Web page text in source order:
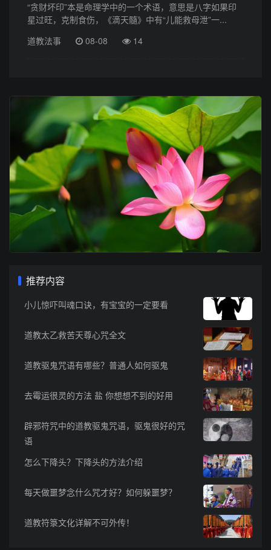
“贪财坏印”本是命理学中的一个术语，意思是八字如果印
星过旺，克制食伤，《滴天髓》中有“儿能救母泄”一...
道教法事
08-08 14
推荐内容
小儿惊吓叫魂口诀，有宝宝的一定要看
道教太乙救苦天尊心咒全文
道教驱鬼咒语有哪些？普通人如何驱鬼
去霉运很灵的方法 盐 你想想不到的好用
辟邪符咒中的道教驱鬼咒语，驱鬼很好的咒
语
怎么下降头？下降头的方法介绍
每天做噩梦念什么咒才好？如何躲噩梦？
道教符箓文化详解不可外传！